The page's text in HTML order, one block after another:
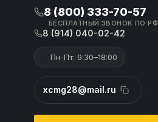
8 (800) 333-70-57
БЕСПЛАТНЫЙ ЗВОНОК ПО РФ
8 (914) 040-02-42
Пн-Пт: 9:30–18:00
xcmg28@mail.ru